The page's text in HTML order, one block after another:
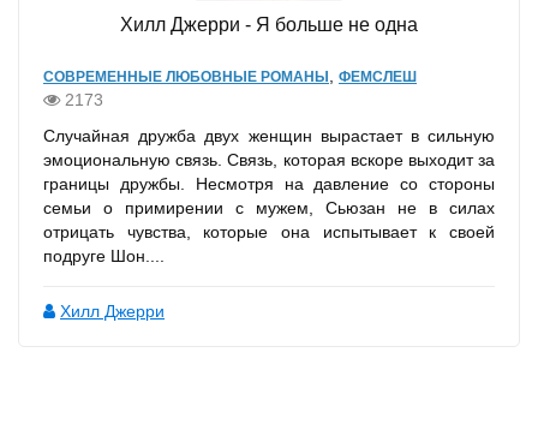
Хилл Джерри - Я больше не одна
СОВРЕМЕННЫЕ ЛЮБОВНЫЕ РОМАНЫ ФЕМСЛЕШ
2173
Случайная дружба двух женщин вырастает в сильную
эмоциональную связь. Связь, которая вскоре выходит за
границы дружбы. Несмотря на давление со стороны
семьи о примирении с мужем, Сьюзан не в силах
отрицать чувства, которые она испытывает к своей
подруге Шон....
Хилл Джерри